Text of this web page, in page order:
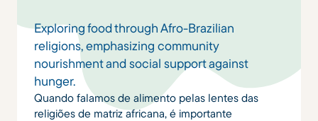
Exploring food through Afro-Brazilian
religions, emphasizing community
nourishment and social support against
hunger.
Quando falamos de alimento pelas lentes das
religiões de matriz africana, é importante